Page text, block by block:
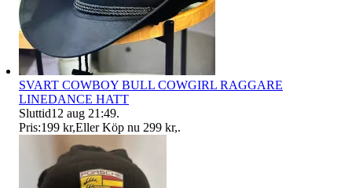
SVART COWBOY BULL COWGIRL RAGGARE
LINEDANCE HATT
Sluttid12 aug 21:49.
Pris:199 kr,Eller Köp nu 299 kr,.